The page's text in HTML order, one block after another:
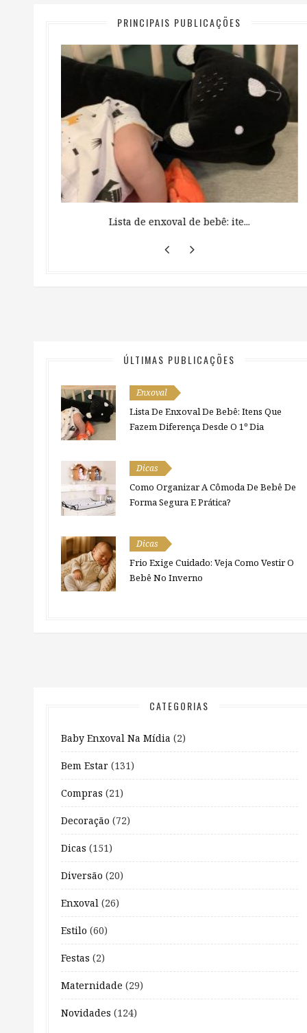
PRINCIPAIS PUBLICAÇÕES
Lista de enxoval de bebê: ite...
ÚLTIMAS PUBLICAÇÕES
Enxoval
Lista De Enxoval De Bebê: Itens Que
Fazem Diferença Desde O 1º Dia
Dicas
Como Organizar A Cômoda De Bebê De
Forma Segura E Prática?
Dicas
Frio Exige Cuidado: Veja Como Vestir O
Bebê No Inverno
CATEGORIAS
Baby Enxoval Na Mídia (2)
Bem Estar (131)
Compras (21)
Decoração (72)
Dicas (151)
Diversão (20)
Enxoval (26)
Estilo (60)
Festas (2)
Maternidade (29)
Novidades (124)